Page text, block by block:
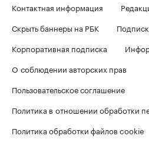
Контактная информация
Скрыть баннеры на РБК
Корпоративная подписка
О соблюдении авторских прав
Пользовательское соглашение
Политика в отношении обработки
Политика обработки файлов cookie